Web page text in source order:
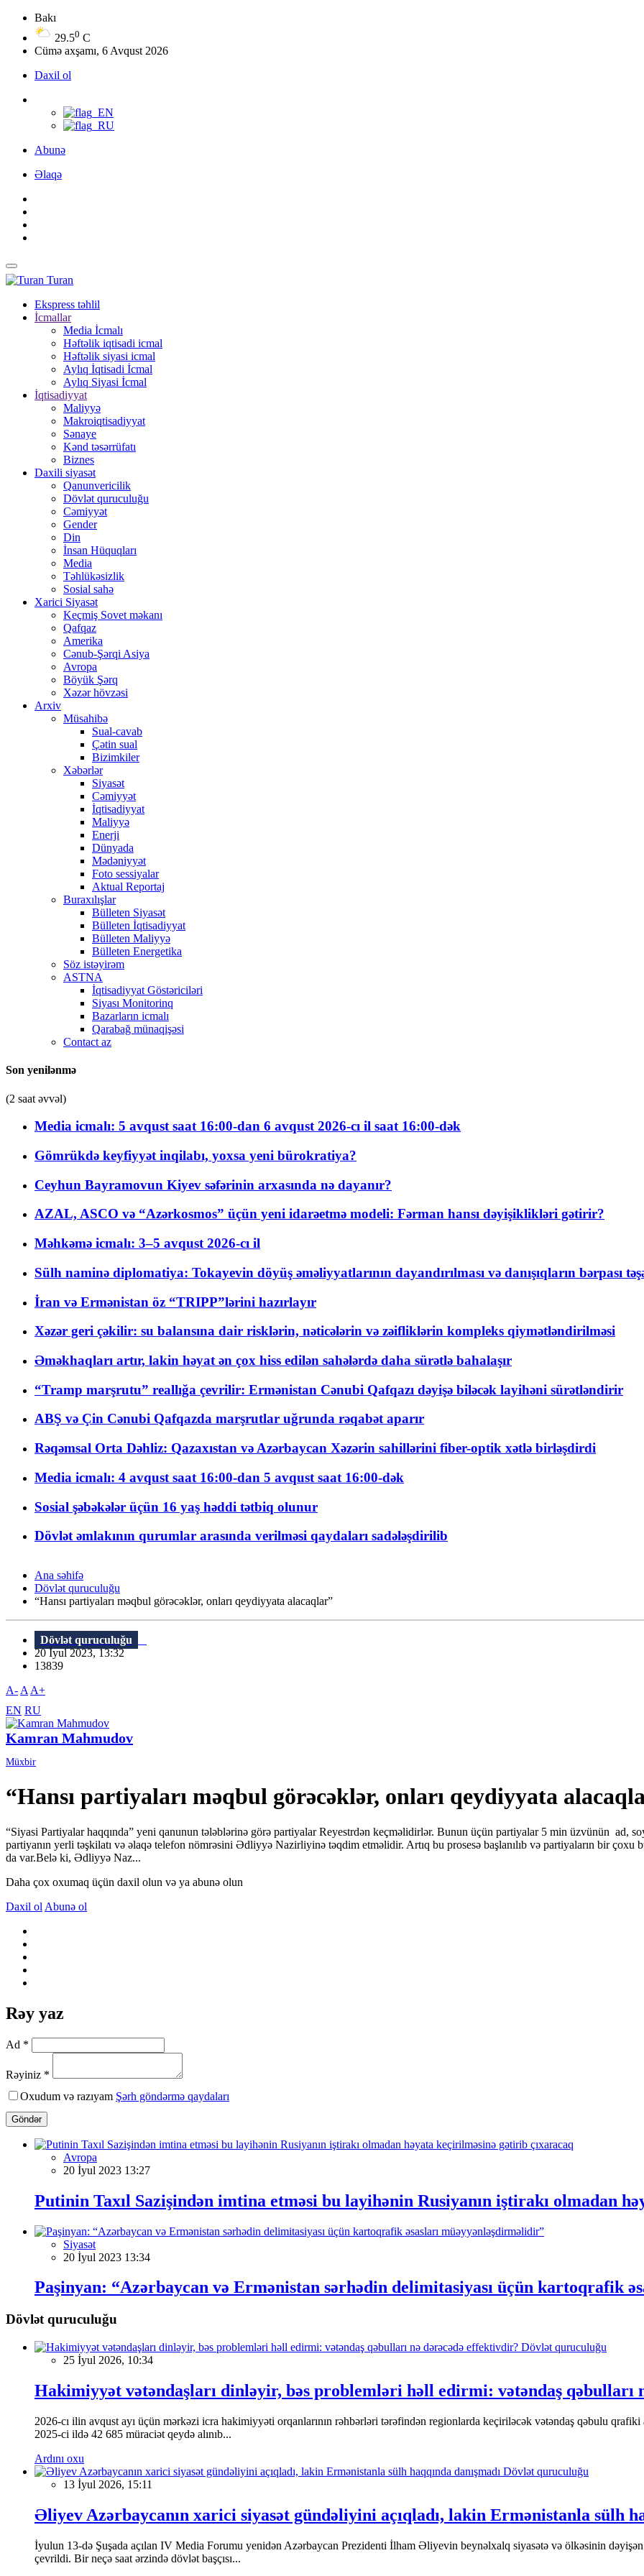
Bakı
29.50 C
Cümə axşamı, 6 Avqust 2026
Daxil ol
Abunə
Əlaqə
Turan
Ekspress təhlil
İcmallar
Media İcmalı
Həftəlik iqtisadi icmal
Həftəlik siyasi icmal
Aylıq İqtisadi İcmal
Aylıq Siyasi İcmal
İqtisadiyyat
Maliyyə
Makroiqtisadiyyat
Sənaye
Kənd təsərrüfatı
Biznes
Daxili siyasət
Qanunvericilik
Dövlət quruculuğu
Cəmiyyət
Gender
Din
İnsan Hüquqları
Media
Təhlükəsizlik
Sosial sahə
Xarici Siyasət
Keçmiş Sovet məkanı
Qafqaz
Amerika
Cənub-Şərqi Asiya
Avropa
Böyük Şərq
Xəzər hövzəsi
Arxiv
Müsahibə
Sual-cavab
Çətin sual
Bizimkiler
Xəbərlər
Siyasət
Cəmiyyət
İqtisadiyyat
Maliyyə
Enerji
Dünyada
Mədəniyyət
Foto sessiyalar
Aktual Reportaj
Buraxılışlar
Bülleten Siyasət
Bülleten İqtisadiyyat
Bülleten Maliyyə
Bülleten Energetika
Söz istəyirəm
ASTNA
İqtisadiyyat Göstəriciləri
Siyası Monitorinq
Bazarların icmalı
Qarabağ münaqişəsi
Contact az
Son yenilənmə
(2 saat əvvəl)
Media icmalı: 5 avqust saat 16:00-dan 6 avqust 2026-cı il saat 16:00-dək
Gömrükdə keyfiyyət inqilabı, yoxsa yeni bürokratiya?
Ceyhun Bayramovun Kiyev səfərinin arxasında nə dayanır?
AZAL, ASCO və “Azərkosmos” üçün yeni idarəetmə modeli: Fərman hansı dəyişiklikləri gətirir?
Məhkəmə icmalı: 3–5 avqust 2026-cı il
Sülh naminə diplomatiya: Tokayevin döyüş əməliyyatlarının dayandırılması və danışıqların bərpası
İran və Ermənistan öz “TRIPP”lərini hazırlayır
Xəzər geri çəkilir: su balansına dair risklərin, nəticələrin və zəifliklərin kompleks qiymətləndirilməsi
Əməkhaqları artır, lakin həyat ən çox hiss edilən sahələrdə daha sürətlə bahalaşır
“Tramp marşrutu” reallığa çevrilir: Ermənistan Cənubi Qafqazı dəyişə biləcək layihəni sürətləndirir
ABŞ və Çin Cənubi Qafqazda marşrutlar uğrunda rəqabət aparır
Rəqəmsal Orta Dəhliz: Qazaxıstan və Azərbaycan Xəzərin sahillərini fiber-optik xətlə birləşdirdi
Media icmalı: 4 avqust saat 16:00-dan 5 avqust saat 16:00-dək
Sosial şəbəkələr üçün 16 yaş həddi tətbiq olunur
Dövlət əmlakının qurumlar arasında verilməsi qaydaları sadələşdirilib
Ana səhifə
Dövlət quruculuğu
“Hansı partiyaları məqbul görəcəklər, onları qeydiyyata alacaqlar”
Dövlət quruculuğu
20 İyul 2023, 13:32
13839
A- A A+
EN RU
Kamran Mahmudov
Müxbir
“Hansı partiyaları məqbul görəcəklər, onları qeydiyyata
“Siyasi Partiyalar haqqında” yeni qanunun tələblərinə görə partiyalar Reyestrdən keçməlidirlər. Bunun üçün partiyalar 5 min üzvünün ad,
partiyanın yerli təşkilatı və əlaqə telefon nömrəsini Ədliyyə Nazirliyinə təqdim etməlidir. Artıq bu prosesə başlanılıb və partiyaların bir
da var.Belə ki, Ədliyyə Naz...
Daha çox oxumaq üçün daxil olun və ya abunə olun
Daxil ol Abunə ol
Rəy yaz
Ad *
Rəyiniz *
Oxudum və razıyam Şərh göndərmə qaydaları
Göndər
Avropa
20 İyul 2023 13:27
Putinin Taxıl Sazişindən imtina etməsi bu layihənin Rusiyanın iştirakı olmadan
Siyasət
20 İyul 2023 13:34
Paşinyan: “Azərbaycan və Ermənistan sərhədin delimitasiyası üçün kartoqrafik
Dövlət quruculuğu
Dövlət quruculuğu
25 İyul 2026, 10:34
Hakimiyyət vətəndaşları dinləyir, bəs problemləri həll edirmi: vətəndaş qəbulları
2026-cı ilin avqust ayı üçün mərkəzi icra hakimiyyəti orqanlarının rəhbərləri tərəfindən regionlarda keçiriləcək vətəndaş qəbulu qrafiki
2025-ci ildə 42 685 müraciət qeydə alınıb...
Ardını oxu
Dövlət quruculuğu
13 İyul 2026, 15:11
Əliyev Azərbaycanın xarici siyasət gündəliyini açıqladı, lakin Ermənistanla sülh
İyulun 13-də Şuşada açılan IV Media Forumu yenidən Azərbaycan Prezidenti İlham Əliyevin beynəlxalq siyasətə və ölkəsinin dəyişən
çevrildi. Bir neçə saat ərzində dövlət başçısı...